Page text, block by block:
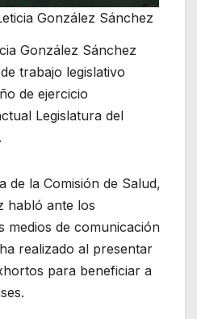
González Sánchez
González Sánchez
trabajo legislativo
de ejercicio
Legislatura del
de la Comisión de Salud,
habló ante los
medios de comunicación
realizado al presentar
para beneficiar a